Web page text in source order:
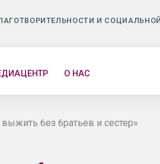
И
О НАС
без братьев и сестер»